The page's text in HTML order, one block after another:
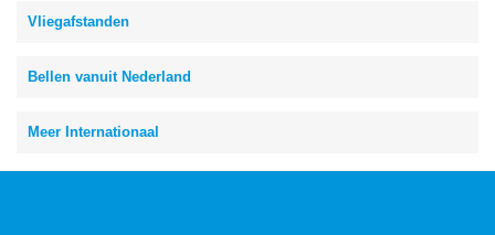
Vliegafstanden
Bellen vanuit Nederland
Meer Internationaal